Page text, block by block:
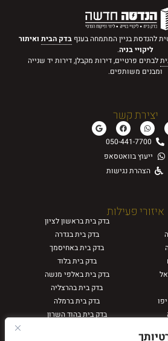
להנדסת בניין המתמחה בענףבדק הבית ואיתור
ליקויי בניה.
לבתים פרטיים, דירות מקבלן, דירות יד שנייה
ומבנים משותפים.
יצירת קשר
050-441-7700
ייעוץ בוואטסאפ
הצהרת נגישות
איזורי פעילות
בדק ביתבראשון לציון
בדק ביתבגדרה
בדק ביתבאחיסמך
בדק ביתבלוד
בדק ביתבאלפי מנשה
בדק ביתבהרצליה
בדק ביתברמלה
בדק ביתבהוד השרון